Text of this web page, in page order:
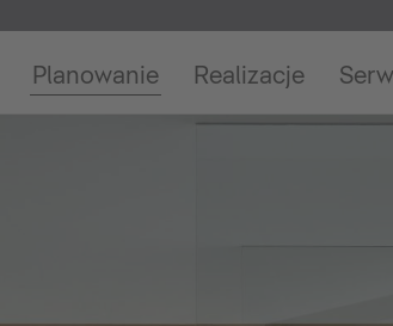
Planowanie Realizacje